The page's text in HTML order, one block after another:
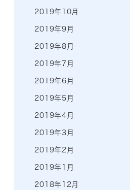
2019年10月
2019年9月
2019年8月
2019年7月
2019年6月
2019年5月
2019年4月
2019年3月
2019年2月
2019年1月
2018年12月